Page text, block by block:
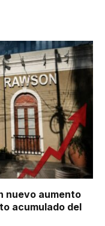
nuevo aumento
acumulado del